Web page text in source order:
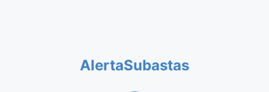
AlertaSubastas